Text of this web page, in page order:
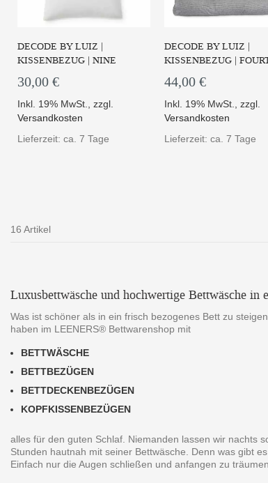
DECODE BY LUIZ |
KISSENBEZUG | NINE
30,00 €
Inkl. 19% MwSt. ,zzgl.
Versandkosten
Lieferzeit: ca. 7 Tage
DECODE BY LUIZ |
KISSENBEZUG |
44,00 €
Inkl. 19% MwSt.
zzgl.
Versandkosten
Lieferzeit: ca. 7 Tage
16 Artikel
Luxusbettwäsche und hochwertige Bettwäsche in
Was ist schöner als in ein frisch bezogenes Bett zu
haben im LEENERS® Bettwarenshop mit
BETTWÄSCHE
BETTBEZÜGEN
BETTDECKENBEZÜGEN
KOPFKISSENBEZÜGEN
alles für den guten Schlaf. Niemanden lassen wir nachts
Stunden hautnah mit seiner Bettwäsche. Denn was gibt
Einfach nur die Augen schließen und anfangen zu träumen.